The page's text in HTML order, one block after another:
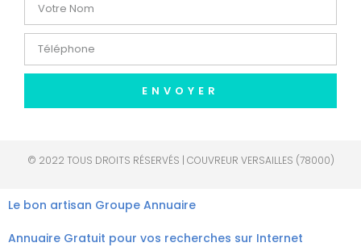
ENVOYER
© 2022 TOUS DROITS RÉSERVÉS | COUVREUR VERSAILLES (78000)
Le bon artisan Groupe Annuaire
Annuaire Gratuit pour vos recherches sur Internet